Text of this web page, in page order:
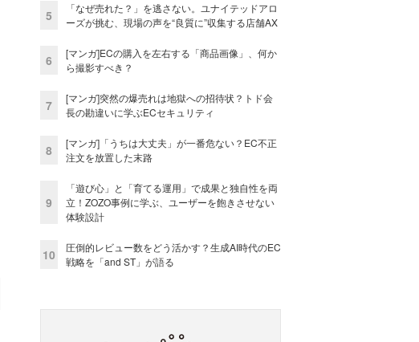
5
「なぜ売れた？」を逃さない。ユナイテッドアロ
ーズが挑む、現場の声を“良質に”収集する店舗AX
6
[マンガ]ECの購入を左右する「商品画像」、何か
ら撮影すべき？
7
[マンガ]突然の爆売れは地獄への招待状？トド会
長の勘違いに学ぶECセキュリティ
8
[マンガ]「うちは大丈夫」が一番危ない？EC不正
注文を放置した末路
9
「遊び心」と「育てる運用」で成果と独自性を両
立！ZOZO事例に学ぶ、ユーザーを飽きさせない
体験設計
10
圧倒的レビュー数をどう活かす？生成AI時代のEC
戦略を「and ST」が語る